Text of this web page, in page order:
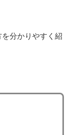
分かりやすく紹